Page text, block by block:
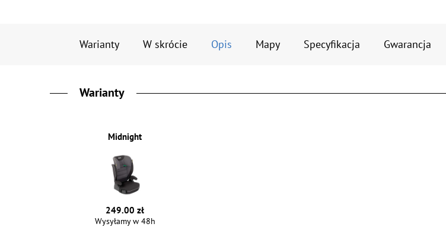
Warianty W skrócie Opis Mapy Specyfikacja Gwarancja
Warianty
Midnight
249.00 zł
Wysyłamy w 48h